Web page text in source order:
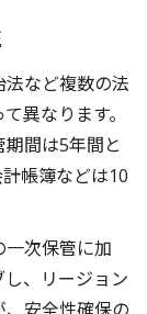
など複数の法
異なります。
間は5年間と
帳簿などは10
次保管に加
、リージョン